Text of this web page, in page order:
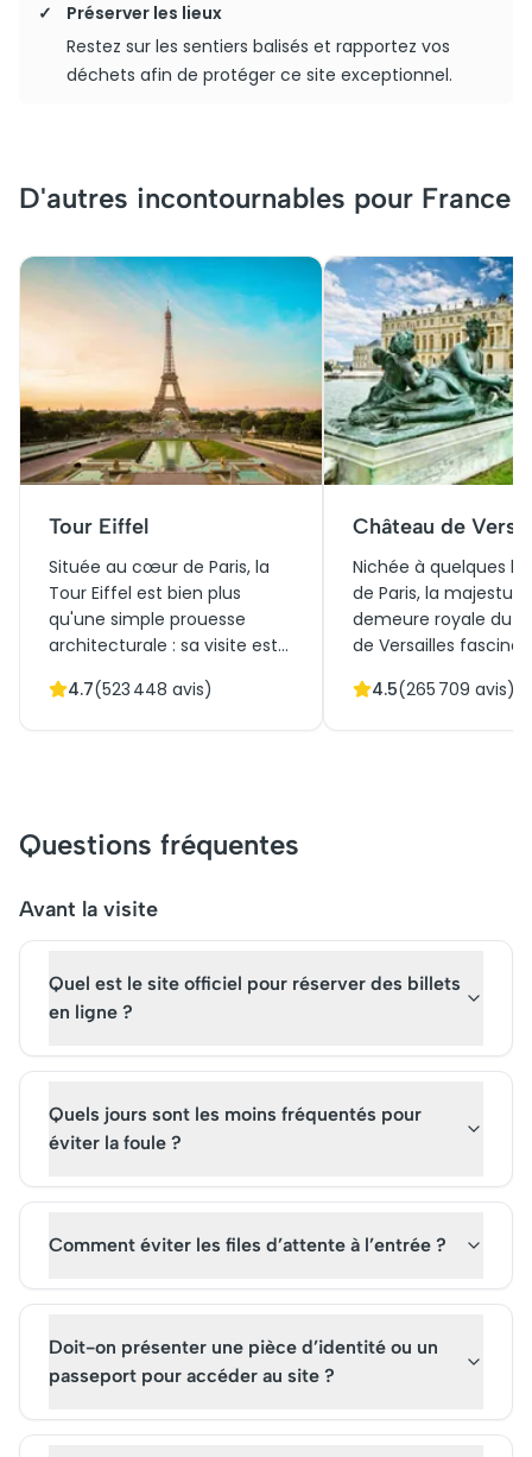
Préserver les lieux
Restez sur les sentiers balisés et rapportez vos
déchets afin de protéger ce site exceptionnel.
D'autres incontournables pour France
Tour Eiffel
Située au cœur de Paris, la
Tour Eiffel est bien plus
qu'une simple prouesse
architecturale : sa visite est
ce soit pour les perspectives
pour la Tour Eiffel est votre
passeport pour plonger dans
Incontournable par essence,
entier.
4.7(523 448 avis)
Château de
Nichée à quelques
de Paris, la
demeure royale du
de Versailles fascine
éblouissante. En
patrimoine français,
4.5(265 709 avis)
Questions fréquentes
Avant la visite
Quel est le site officiel pour réserver des billets
en ligne ?
Quels jours sont les moins fréquentés pour
éviter la foule ?
Comment éviter les files d’attente à l’entrée ?
Doit-on présenter une pièce d’identité ou un
passeport pour accéder au site ?